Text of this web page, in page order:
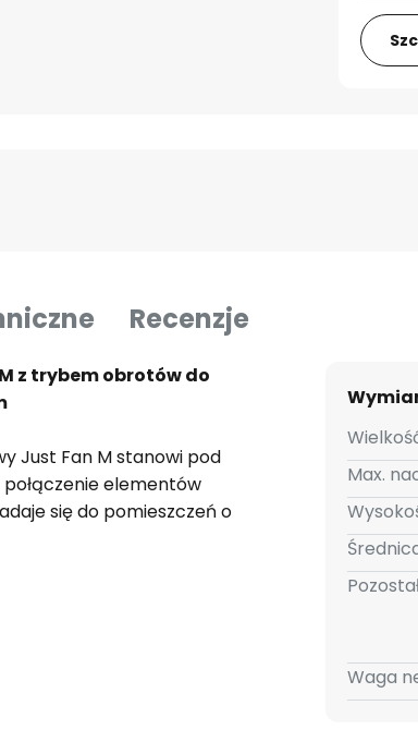
Recenzje
z trybem obrotów do
Just Fan M stanowi pod
elementów
się do pomieszczeń o
znajduje się pilot: bez
(regulowaną za pomocą
zastosowaniu wentylatora
powietrze ogrzane przez
Max.
Waga